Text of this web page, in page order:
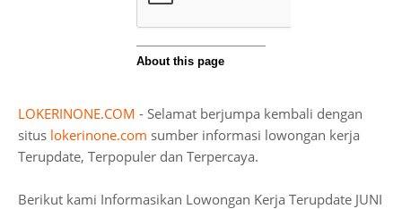
LOKERINONE.COM - Selamat berjumpa kembali dengan
situs lokerinone.com sumber informasi lowongan kerja
Terupdate, Terpopuler dan Terpercaya.
Berikut kami Informasikan Lowongan Kerja Terupdate JUNI